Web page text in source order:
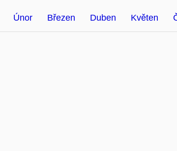
Únor Březen Duben Květen